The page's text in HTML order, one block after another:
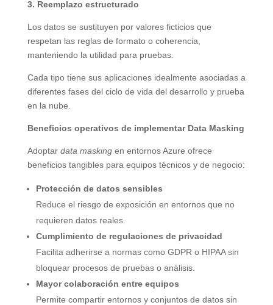
3. Reemplazo estructurado
Los datos se sustituyen por valores ficticios que
respetan las reglas de formato o coherencia,
manteniendo la utilidad para pruebas.
Cada tipo tiene sus aplicaciones idealmente asociadas a
diferentes fases del ciclo de vida del desarrollo y prueba
en la nube.
Beneficios operativos de implementar Data Masking
Adoptar data maskingen entornos Azure ofrece
beneficios tangibles para equipos técnicos y de negocio:
Protección de datos sensibles
Reduce el riesgo de exposición en entornos que no
requieren datos reales.
Cumplimiento de regulaciones de privacidad
Facilita adherirse a normas como GDPR o HIPAA sin
bloquear procesos de pruebas o análisis.
Mayor colaboración entre equipos
Permite compartir entornos y conjuntos de datos sin